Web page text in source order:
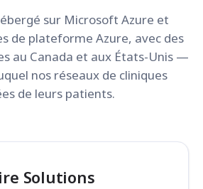
sur Microsoft Azure et
de plateforme Azure, avec des
au Canada et aux États-Unis —
nos réseaux de cliniques
de leurs patients.
Solutions